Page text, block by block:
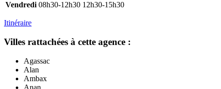
Vendredi 08h30-12h30 12h30-15h30
Itinéraire
Villes rattachées à cette agence :
Agassac
Alan
Ambax
Anan